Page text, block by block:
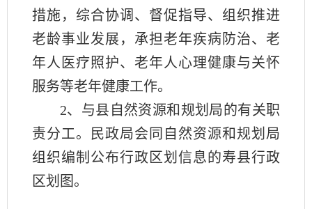
措施，综合协调、督促指导、组织推进
老龄事业发展，承担老年疾病防治、老
年人医疗照护、老年人心理健康与关怀
服务等老年健康工作。
2、与县自然资源和规划局的有关职
责分工。民政局会同自然资源和规划局
组织编制公布行政区划信息的寿县行政
区划图。